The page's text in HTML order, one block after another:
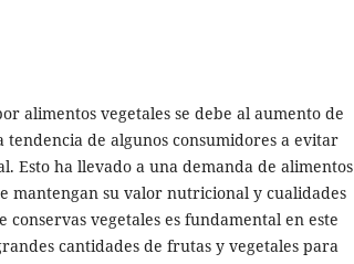
alimentos vegetales se debe al aumento de
de algunos consumidores a evitar
Esto ha llevado a una demanda de alimentos
mantengan su valor nutricional y cualidades
conservas vegetales es fundamental en este
cantidades de frutas y vegetales para